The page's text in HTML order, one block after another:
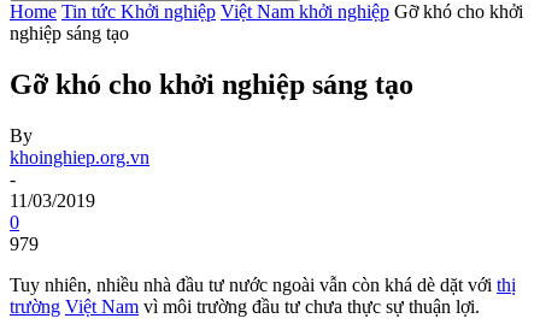
Home Tin tức Khởi nghiệp Việt Nam khởi nghiệp Gỡ khó cho khởi
nghiệp sáng tạo
Gỡ khó cho khởi nghiệp sáng tạo
By
khoinghiep.org.vn
-
11/03/2019
0
979
Tuy nhiên, nhiều nhà đầu tư nước ngoài vẫn còn khá dè dặt với thị
trường Việt Nam vì môi trường đầu tư chưa thực sự thuận lợi.